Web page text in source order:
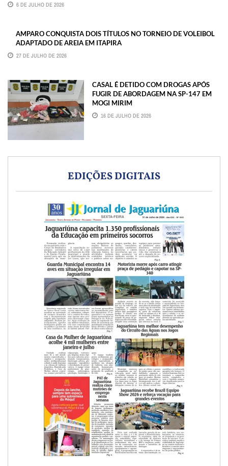
6 DE JULHO DE 2026
AMPARO CONQUISTA DOIS TÍTULOS NO TORNEIO DE VOLEIBOL
ADAPTADO DE AREIA EM ITAPIRA
27 DE JULHO DE 2026
CASAL É DETIDO COM DROGAS APÓS
FUGIR DE ABORDAGEM NA SP-147 EM
MOGI MIRIM
16 DE JULHO DE 2026
EDIÇÕES DIGITAIS